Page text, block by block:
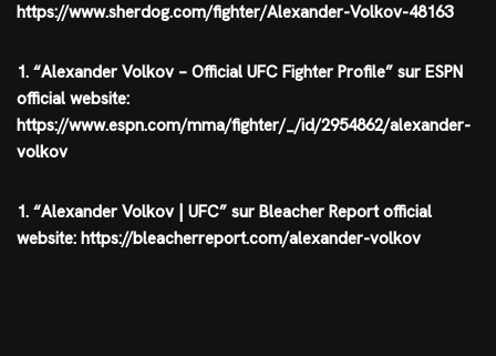
https://www.sherdog.com/fighter/Alexander-Volkov-48163
1. “Alexander Volkov – Official UFC Fighter Profile” sur ESPN
official website:
https://www.espn.com/mma/fighter/_/id/2954862/alexander-
volkov
1. “Alexander Volkov | UFC” sur Bleacher Report official
website: https://bleacherreport.com/alexander-volkov